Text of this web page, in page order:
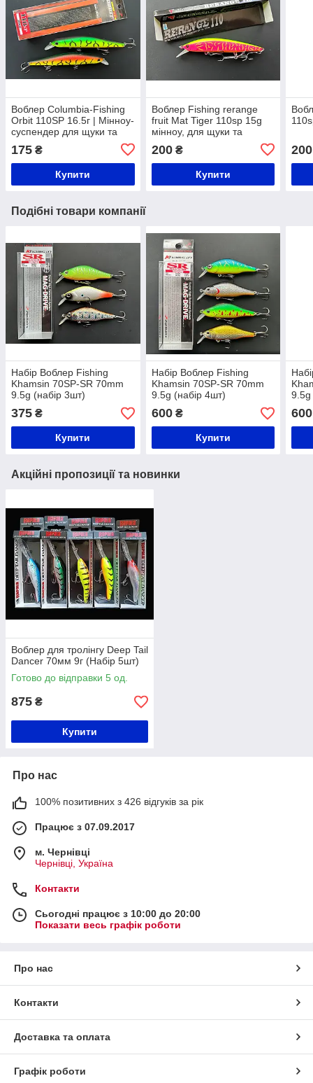
Воблер Columbia-Fishing
Orbit 110SP 16.5г | Мінноу-
суспендер для щуки та
судака | Японська якість
175 ₴
Купити
Воблер Fishing rerange
fruit Mat Tiger 110sp 15g
мінноу, для щуки та
200₴
Купити
200
Подібні товари компанії
Набір Воблер Fishing
Khamsin 70SP-SR 70mm
9.5g (набір 3шт)
375 ₴
Купити
Набір Воблер Fishing
Khamsin 70SP-SR 70mm
9.5g (набір 4шт)
600₴
Купити
9.5g
600
Акційні пропозиції та новинки
Воблер для тролінгу Deep Tail
Dancer 70мм 9г (Набір 5шт)
Готово до відправки 5 од.
875 ₴
Купити
Про нас
100% позитивних з 426 відгуків за рік
Працює з 07.09.2017
м. Чернівці
Чернівці, Україна
Контакти
Сьогодні працює з 10:00 до 20:00
Показати весь графік роботи
Про нас
Контакти
Доставка та оплата
Графік роботи